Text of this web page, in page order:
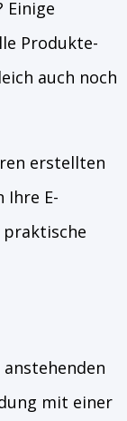
Einige
Produkte-
auch noch
erstellten
E-
mit einer